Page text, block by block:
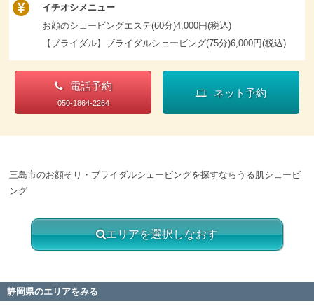
イチオシメニュー
お顔のシェービングエステ(60分)4,000円(税込)
【ブライダル】ブライダルシェービング(75分)6,000円(税込)
電話予約
050-1864-2264
ネット予約
三島市のお顔そり・ブライダルシェービングを探すならうる肌シェービ
ング
エリアを選択しなおす
静岡県のエリアをみる